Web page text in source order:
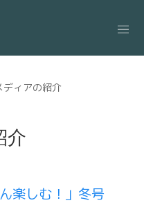
ディアの紹介
介
楽しむ！」冬号